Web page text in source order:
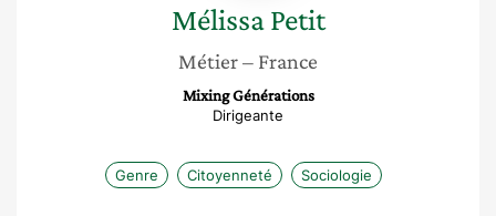
Mélissa Petit
Métier– France
Mixing Générations
Dirigeante
Genre Citoyenneté Sociologie